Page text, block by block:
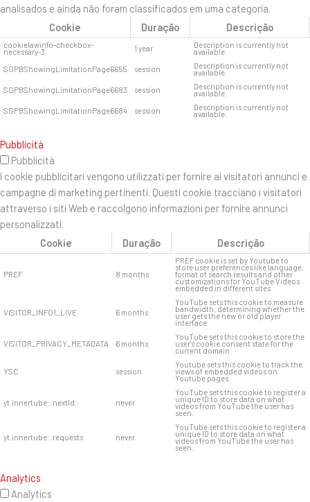
analisados ​​e ainda não foram classificados em uma categoria.
Cookie
Duração Descrição
cookielawinfo-checkbox-
necessary-3 1 year Description is currently not
available.
SGPBShowingLimitationPage6655
session Description is currently not
available.
SGPBShowingLimitationPage6683
session Description is currently not
available.
SGPBShowingLimitationPage6684
session Description is currently not
available.
Pubblicità
Pubblicità
I cookie pubblicitari vengono utilizzati per fornire ai visitatori annunci e
campagne di marketing pertinenti. Questi cookie tracciano i visitatori
attraverso i siti Web e raccolgono informazioni per fornire annunci
personalizzati.
Cookie
Duração Descrição
PREF 8 months
PREF cookie is set by Youtube to
store user preferences like language,
format of search results and other
customizations for YouTube Videos
embedded in different sites.
VISITOR_INFO1_LIVE 6 months
YouTube sets this cookie to measure
bandwidth, determining whether the
user gets the new or old player
interface.
VISITOR_PRIVACY_METADATA 6 months
YouTube sets this cookie to store the
user's cookie consent state for the
current domain.
YSC session
Youtube sets this cookie to track the
views of embedded videos on
Youtube pages.
yt.innertube::nextId never
YouTube sets this cookie to register a
unique ID to store data on what
videos from YouTube the user has
seen.
yt.innertube::requests never
YouTube sets this cookie to register a
unique ID to store data on what
videos from YouTube the user has
seen.
Analytics
Analytics